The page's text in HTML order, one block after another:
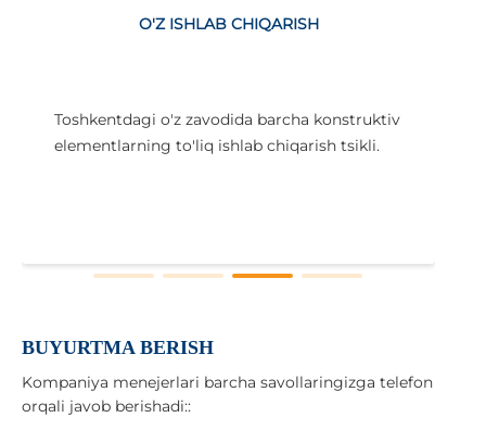
O'Z ISHLAB CHIQARISH
Toshkentdagi o'z zavodida barcha konstruktiv
elementlarning to'liq ishlab chiqarish tsikli.
BUYURTMA BERISH
Kompaniya menejerlari barcha savollaringizga telefon
orqali javob berishadi::